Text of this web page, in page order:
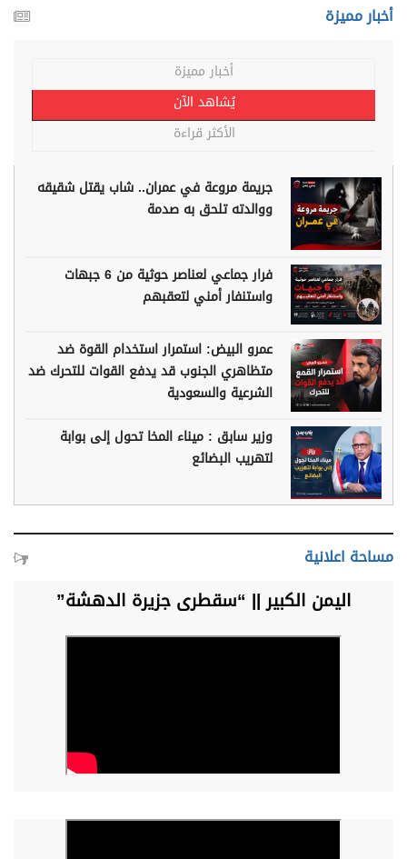
أخبار مميزة
أخبار مميزة
يُشاهد الآن
الأكثر قراءة
جريمة مروعة في عمران.. شاب يقتل شقيقه
ووالدته تلحق به صدمة
فرار جماعي لعناصر حوثية من 6 جبهات
واستنفار أمني لتعقبهم
عمرو البيض: استمرار استخدام القوة ضد
متظاهري الجنوب قد يدفع القوات للتحرك ضد
الشرعية والسعودية
وزير سابق : ميناء المخا تحول إلى بوابة
لتهريب البضائع
مساحة اعلانية
اليمن الكبير || “سقطرى جزيرة الدهشة”